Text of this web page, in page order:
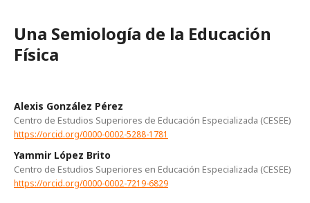
Una Semiología de la Educación
Física
Alexis González Pérez
Centro de Estudios Superiores de Educación Especializada (CESEE)
https://orcid.org/0000-0002-5288-1781
Yammir López Brito
Centro de Estudios Superiores en Educación Especializada (CESEE)
https://orcid.org/0000-0002-7219-6829